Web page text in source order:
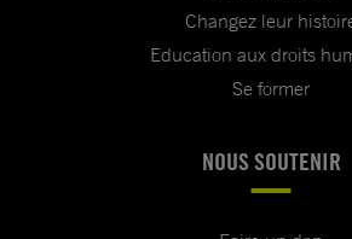
Changez leur
Education aux droits
Se former
NOUS SOUTENIR